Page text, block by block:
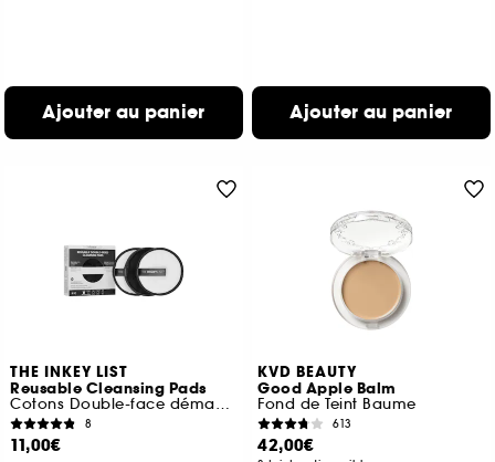
Ajouter au panier Ajouter au panier
THE INKEY LIST
Reusable Cleansing Pads
Cotons Double-face démaquillants réutilisables
8
11,00€
KVD BEAUTY
Good Apple Balm
Fond de Teint Baume
613
42,00€